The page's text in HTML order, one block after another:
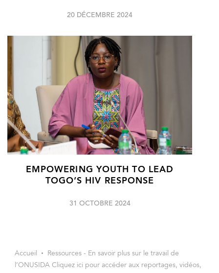
20 DÉCEMBRE 2024
EMPOWERING YOUTH TO LEAD
TOGO’S HIV RESPONSE
31 OCTOBRE 2024
Accueil
Ressources - En savoir plus sur le travail de
l’ONUSIDA Cliquez ici pour accéder aux reportages, vidéos,